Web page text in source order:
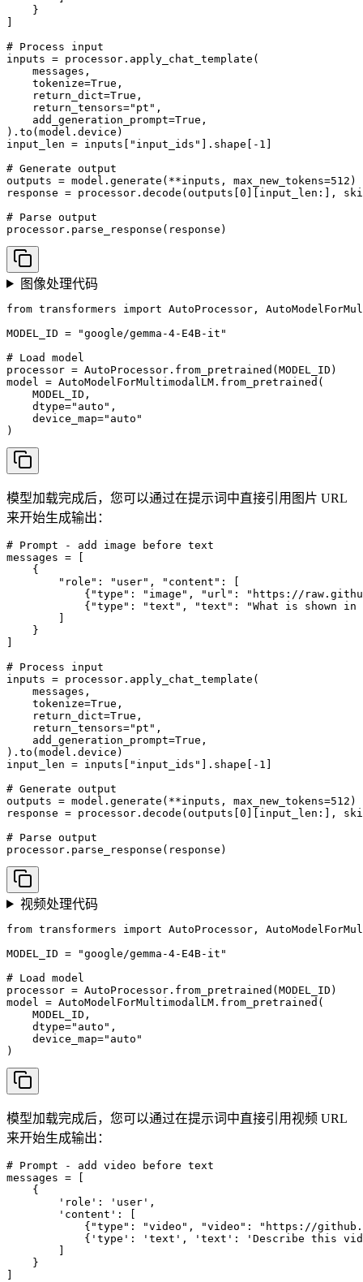
    }
]
# Process input
inputs = processor.apply_chat_template(
    messages,
    tokenize=True,
    return_dict=True,
    return_tensors="pt",
    add_generation_prompt=True,
).to(model.device)
input_len = inputs["input_ids"].shape[-1]
# Generate output
outputs = model.generate(**inputs, max_new_tokens=512)
response = processor.decode(outputs[0][input_len:],
# Parse output
processor.parse_response(response)
图像处理代码
from transformers import AutoProcessor,
MODEL_ID = "google/gemma-4-E4B-it"
# Load model
processor = AutoProcessor.from_pretrained(MODEL_ID)
model = AutoModelForMultimodalLM.from_pretrained(
    MODEL_ID,
    dtype="auto",
    device_map="auto"
)
模型加载完成后，您可以通过在提示词中直接引用图片 URL
来开始生成输出：
# Prompt - add image before text
messages = [
    {
        "role": "user", "content": [
{"type": "image", "url": "https://
{"type": "text", "text": "What is shown in
        ]
    }
]
# Process input
inputs = processor.apply_chat_template(
    messages,
    tokenize=True,
    return_dict=True,
    return_tensors="pt",
    add_generation_prompt=True,
).to(model.device)
input_len = inputs["input_ids"].shape[-1]
# Generate output
outputs = model.generate(**inputs, max_new_tokens=512)
response = processor.decode(outputs[0][input_len:],
# Parse output
processor.parse_response(response)
视频处理代码
from transformers import AutoProcessor,
MODEL_ID = "google/gemma-4-E4B-it"
# Load model
processor = AutoProcessor.from_pretrained(MODEL_ID)
model = AutoModelForMultimodalLM.from_pretrained(
    MODEL_ID,
    dtype="auto",
    device_map="auto"
)
模型加载完成后，您可以通过在提示词中直接引用视频 URL
来开始生成输出：
# Prompt - add video before text
messages = [
    {
        'role': 'user',
        'content': [
{"type": "video", "video": "https://
{'type': 'text', 'text': 'Describe this
        ]
    }
]